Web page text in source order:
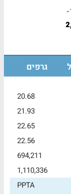
-
גרפים
20.68
21.93
22.65
22.56
694,211
1,110,336
PPTA